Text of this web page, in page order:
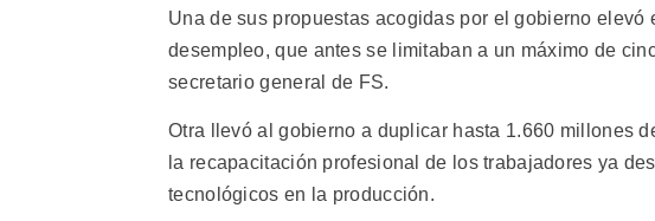
Una de sus propuestas acogidas por el gobierno
desempleo, que antes se limitaban a un máximo de
secretario general de FS.
Otra llevó al gobierno a duplicar hasta 1.660 millones
la recapacitación profesional de los trabajadores ya
tecnológicos en la producción.